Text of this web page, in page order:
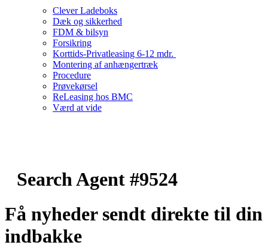
Clever Ladeboks
Dæk og sikkerhed
FDM & bilsyn
Forsikring
Korttids-Privatleasing 6-12 mdr.
Montering af anhængertræk
Procedure
Prøvekørsel
ReLeasing hos BMC
Værd at vide
Search Agent #9524
Få nyheder sendt direkte til din
indbakke